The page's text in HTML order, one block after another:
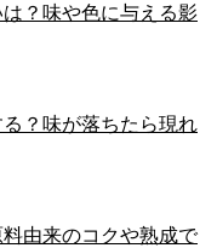
？味や色に与える影
？味が落ちたら現れ
由来のコクや熟成で